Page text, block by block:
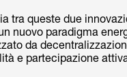
tra queste due
nuovo paradigma
da
e partecipazione